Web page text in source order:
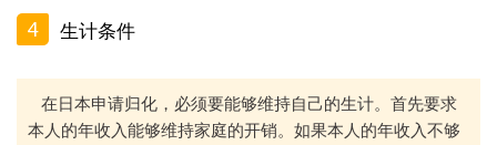
4 生计条件
在日本申请归化，必须要能够维持自己的生计。首先要求
本人的年收入能够维持家庭的开销。如果本人的年收入不够